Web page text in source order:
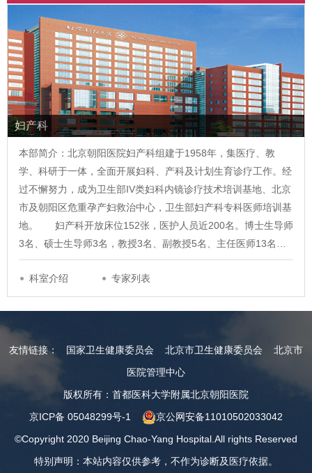
妇产科
本部简介：北京朝阳医院妇产科组建于1958年，集医疗、教
学、科研于一体，全面开展妇科、产科及计划生育诊疗工作。经
过不懈努力，成为卫生部IV类妇科内镜诊疗技术培训基地、北京
市及朝阳区危重孕产妇救治中心，卫生部妇产科专科医师培训基
地。 妇产科开放床位152张，医护人员近200名。博士生导师
3名、硕士生导师3名，教授3名、副教授5名、主任医师13名…
科室介绍 专家列表
友情链接： 国家卫生健康委员会 北京市卫生健康委员会
北京市
医院管理中心
版权所有：首都医科大学附属北京朝阳医院
京ICP备 05048299号-1
京公网安备11010502033042
©Copyright 2020 Beijing Chao-Yang Hospital.All rights Reserved
特别声明：本站内容仅供参考，不作为诊断及医疗依据。